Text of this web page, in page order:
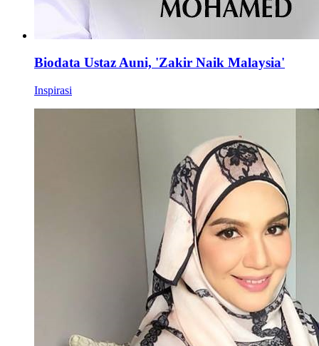
Biodata Ustaz Auni, 'Zakir Naik Malaysia'
Inspirasi